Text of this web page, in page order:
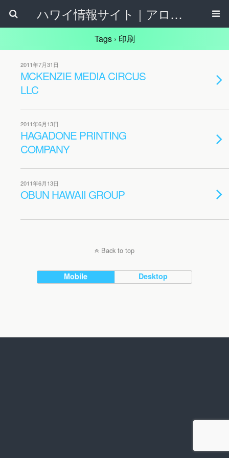
ハワイ情報サイト｜アロハタウンネット
Tags › 印刷
2011年7月31日
MCKENZIE MEDIA CIRCUS
LLC
2011年6月13日
HAGADONE PRINTING
COMPANY
2011年6月13日
OBUN HAWAII GROUP
Back to top
Mobile Desktop